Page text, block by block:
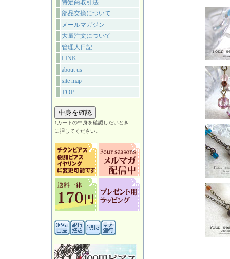
特定商取引法
部品交換について
メールマガジン
大量注文について
管理人日記
LINK
about us
site map
TOP
↑カートの中身を確認したいとき
に押してください。